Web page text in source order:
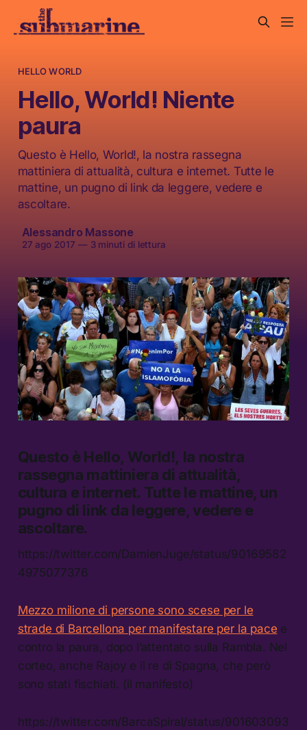
HELLO WORLD
Hello, World! Niente
paura
Questo è Hello, World!, la nostra rassegna
mattiniera di attualità, cultura e internet. Tutte le
mattine, un pugno di link da leggere, vedere e
ascoltare.
Alessandro Massone
27 ago 2017 —3 minuti di lettura
Questo è Hello, World!, la nostra
rassegna mattiniera di attualità,
cultura e internet. Tutte le mattine, un
pugno di link da leggere, vedere e
ascoltare.
https://twitter.com/DamienJuge/status/90169582
4975077376
Mezzo milione di persone sono scese per le
strade di Barcellona per manifestare per la pace e
contro la paura, dopo l’attentato sulla Rambla. Nel
corteo, anche Rajoy e il re di Spagna, che però
sono stati fischiati. (il manifesto)
https://twitter.com/BarcaSpiral/status/901603093